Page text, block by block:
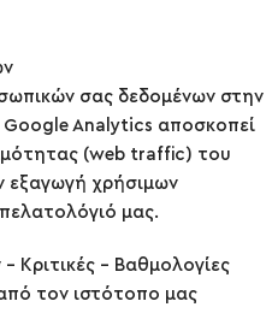
σας δεδομένων στην
Analytics αποσκοπεί
(web traffic) του
εξαγωγή χρήσιμων
μας.
Κριτικές – Βαθμολογίες
τον ιστότοπο μας